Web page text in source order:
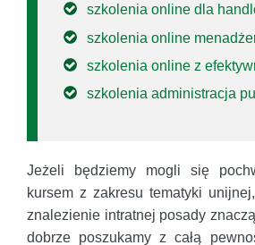
szkolenia online dla
szkolenia online
szkolenia online z
szkolenia administracja
Jeżeli będziemy mogli się
kursem z zakresu tematyki
znalezienie intratnej posady
dobrze poszukamy z całą